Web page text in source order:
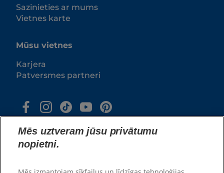
Sazinieties ar mums
Vietnes karte
Mūsu vietnes
Karjera
Patversmes partneri
Mēs uztveram jūsu privātumu
nopietni.